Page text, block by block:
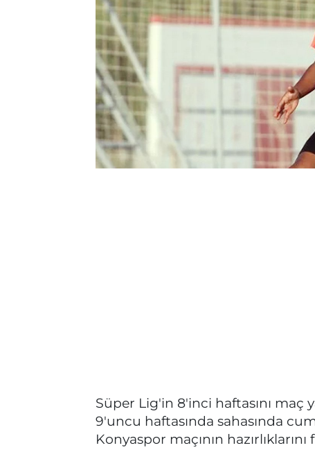
Süper Lig'in 8'inci haftasını
9'uncu haftasında sahasında
Konyaspor maçının